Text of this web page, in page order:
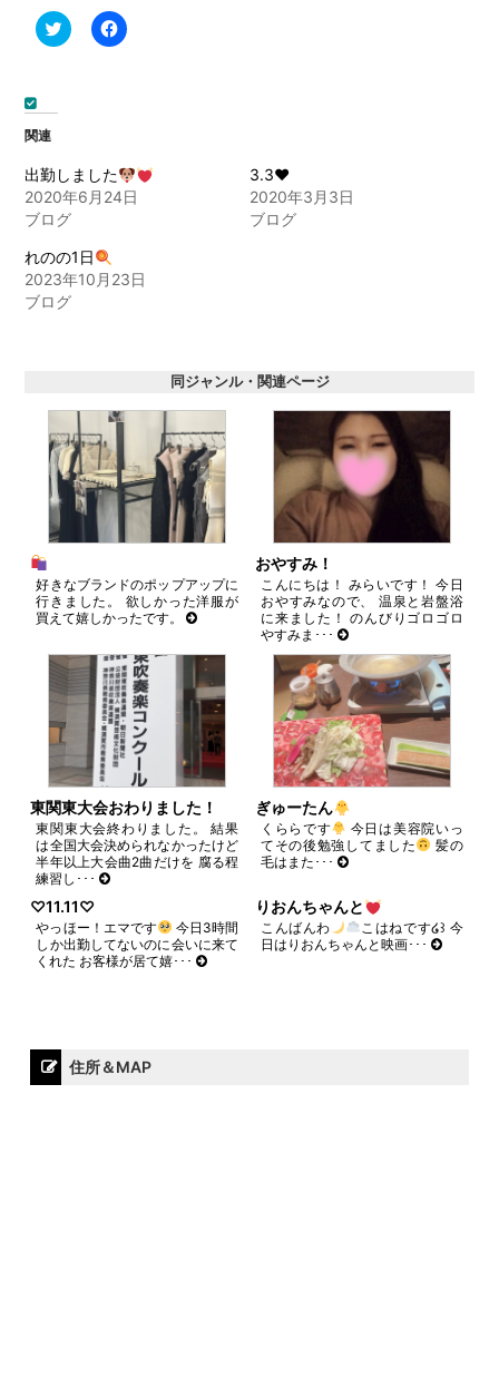
ク
リ
(新
し
い
ウ
ィ
ド
ウ
で
開
Facebook
で
ッ
ク
し
い
(新
開
す)
関連
出勤しました
2020年6月24日
ブログ
3.3❤︎
2020年3月3日
ブログ
れのの1日
2023年10月23日
ブログ
同ジャンル・関連ページ
好きなブランドのポップアップに
行きました。 欲しかった洋服が
買えて嬉しかったです。
おやすみ！
こんにちは！ みらいです！ 今日
おやすみなので、 温泉と岩盤浴
に来ました！ のんびりゴロゴロ
やすみま･･･
東関東大会おわりました！
東関東大会終わりました。 結果
は全国大会決められなかったけど
半年以上大会曲2曲だけを 腐る程
練習し･･･
ぎゅーたん
くららです
今日は美容院いっ
てその後勉強してました
髪の
毛はまた･･･
♡11.11♡
やっほー！エマです
今日3時間
しか出勤してないのに会いに来て
くれた お客様が居て嬉･･･
りおんちゃんと
こんばんわ
こはねです໒꒱ 今
日はりおんちゃんと映画･･･
住所＆MAP